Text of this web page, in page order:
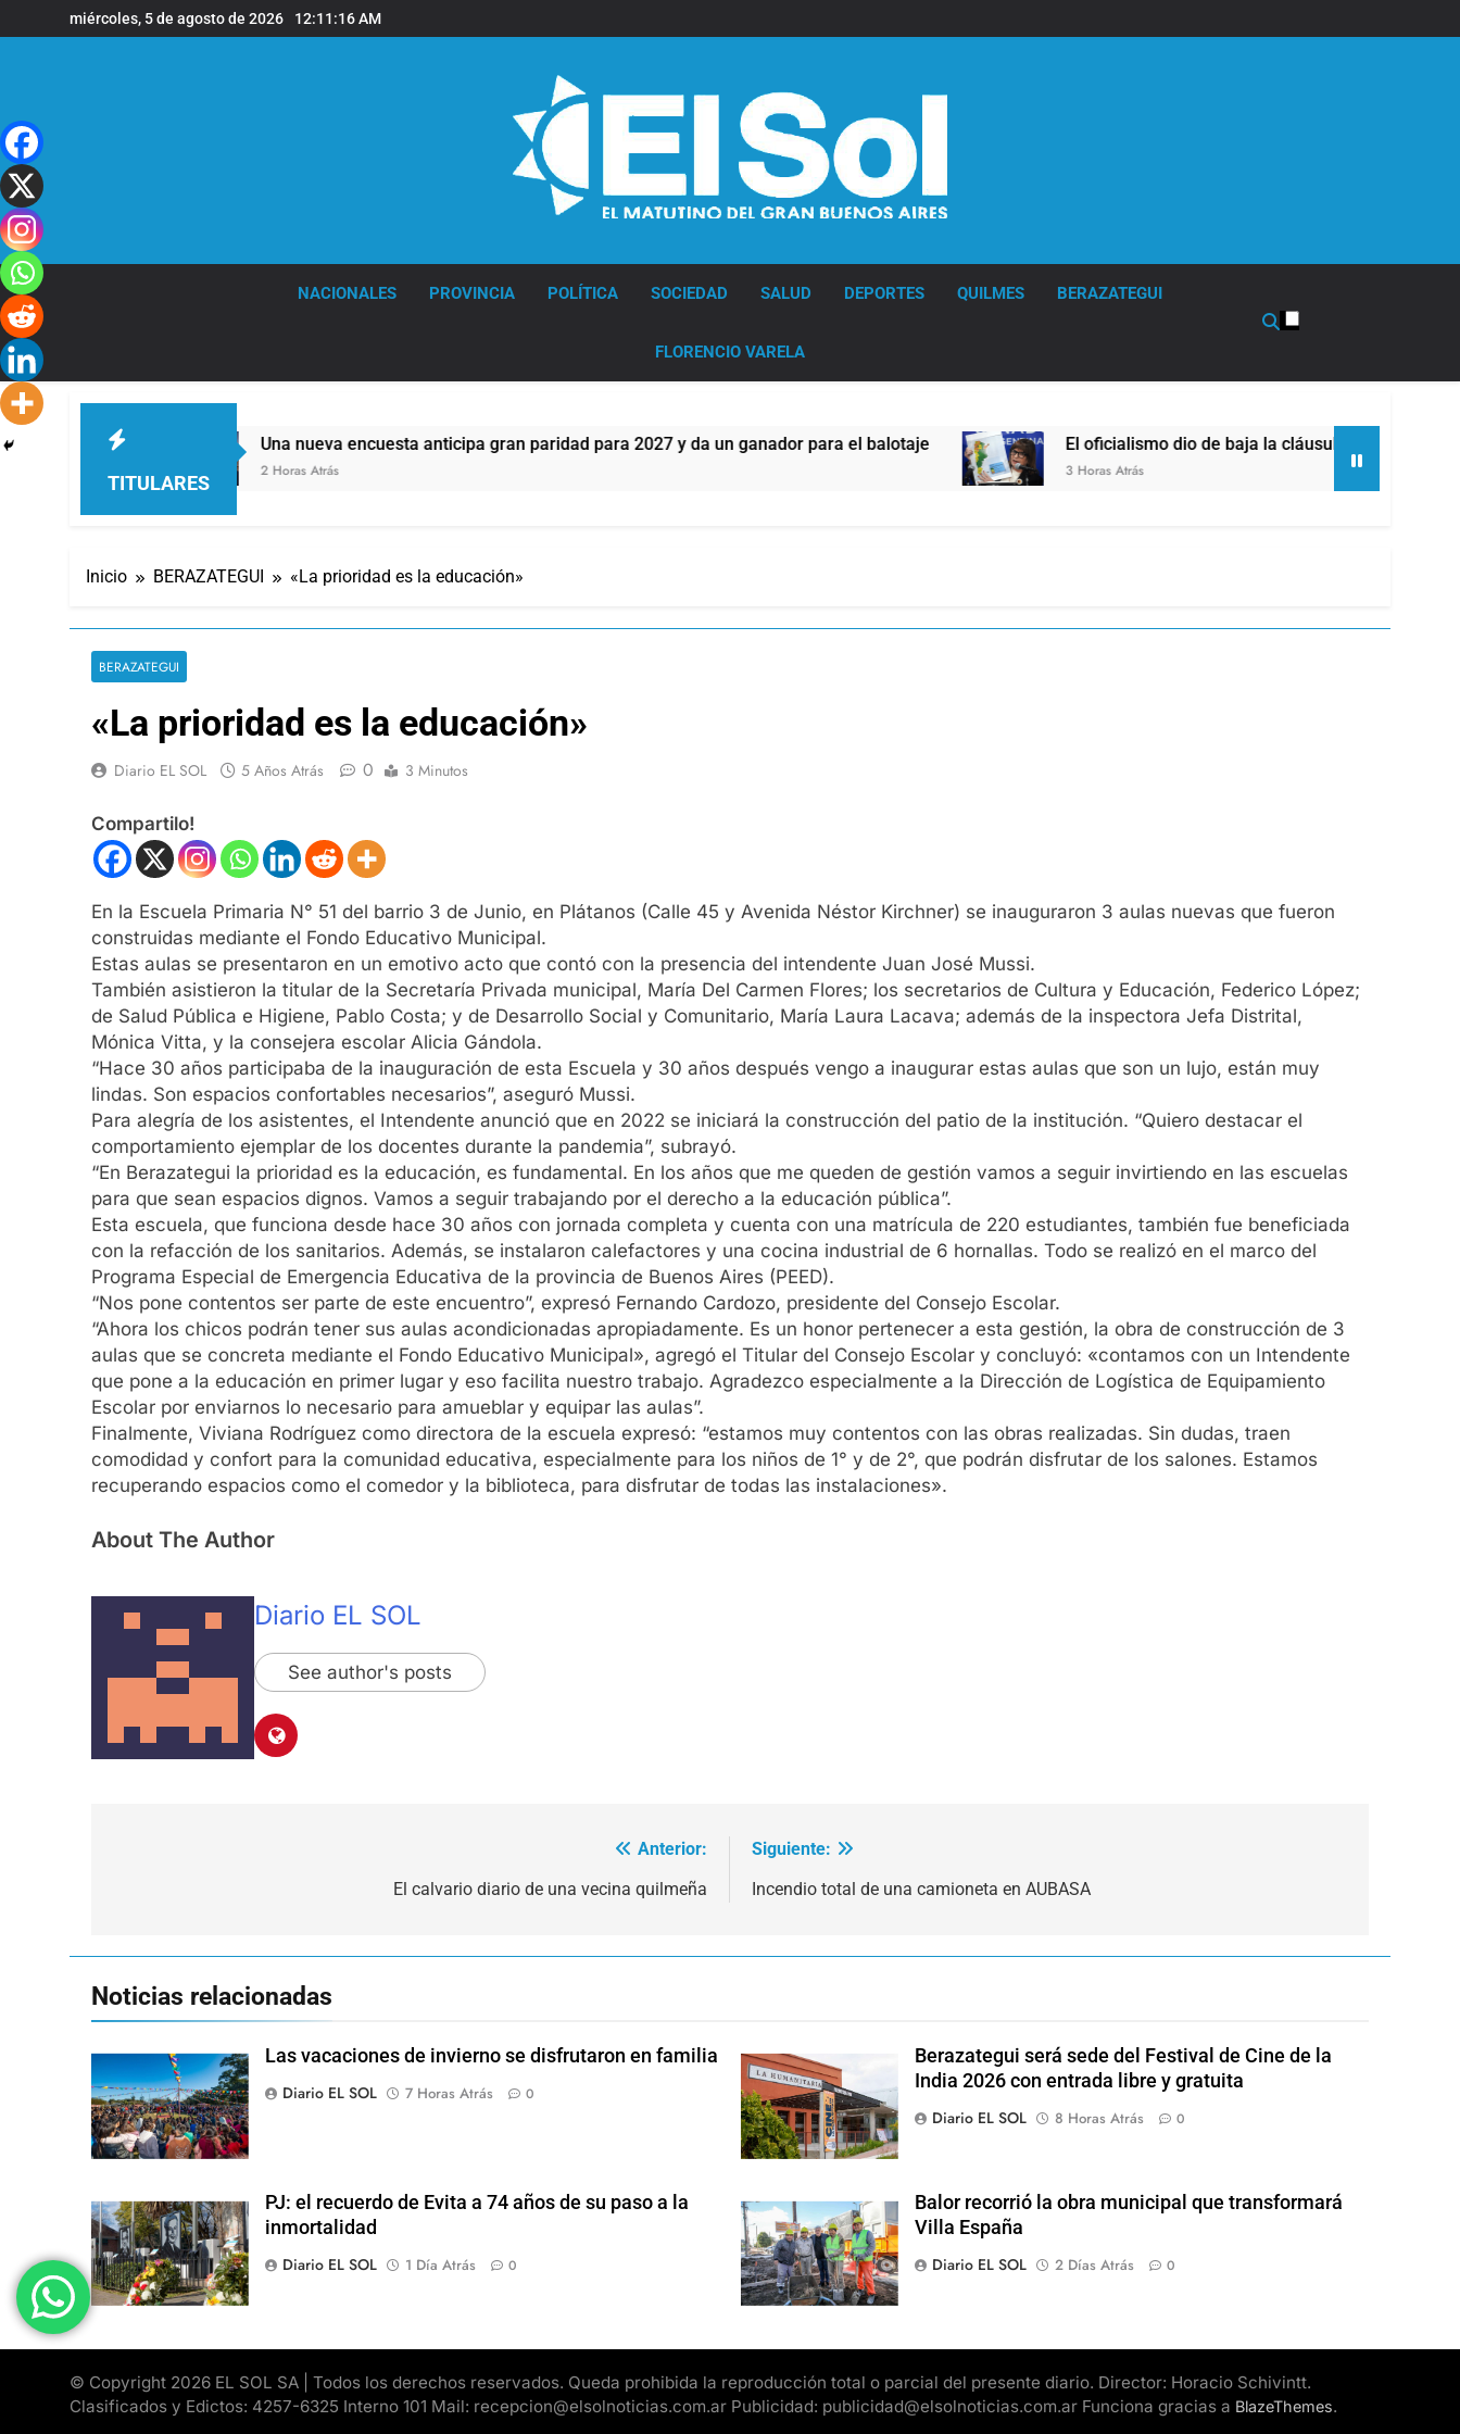
al
miércoles, 5 de agosto de 2026 12:11:17 AM
NACIONALES PROVINCIA POLÍTICA SOCIEDAD SALUD DEPORTES QUILMES BERAZATEGUI
FLORENCIO VARELA
TITULARES
Una nueva encuesta anticipa gran paridad para 2027 y da un ganador para el balotaje
2 Horas Atrás
El oficialismo dio de baja la cláusula de venta de tierras a
3 Horas Atrás
Inicio BERAZATEGUI «La prioridad es la educación»
BERAZATEGUI
«La prioridad es la educación»
Diario EL SOL 5 Años Atrás 0 3 Minutos
Compartilo!
En la Escuela Primaria N° 51 del barrio 3 de Junio, en Plátanos (Calle 45 y Avenida Néstor Kirchner) se inauguraron 3 aulas nuevas que fueron
construidas mediante el Fondo Educativo Municipal.
Estas aulas se presentaron en un emotivo acto que contó con la presencia del intendente Juan José Mussi.
También asistieron la titular de la Secretaría Privada municipal, María Del Carmen Flores; los secretarios de Cultura y Educación, Federico López;
de Salud Pública e Higiene, Pablo Costa; y de Desarrollo Social y Comunitario, María Laura Lacava; además de la inspectora Jefa Distrital,
Mónica Vitta, y la consejera escolar Alicia Gándola.
“Hace 30 años participaba de la inauguración de esta Escuela y 30 años después vengo a inaugurar estas aulas que son un lujo, están muy
lindas. Son espacios confortables necesarios”, aseguró Mussi.
Para alegría de los asistentes, el Intendente anunció que en 2022 se iniciará la construcción del patio de la institución. “Quiero destacar el
comportamiento ejemplar de los docentes durante la pandemia”, subrayó.
“En Berazategui la prioridad es la educación, es fundamental. En los años que me queden de gestión vamos a seguir invirtiendo en las escuelas
para que sean espacios dignos. Vamos a seguir trabajando por el derecho a la educación pública”.
Esta escuela, que funciona desde hace 30 años con jornada completa y cuenta con una matrícula de 220 estudiantes, también fue beneficiada
con la refacción de los sanitarios. Además, se instalaron calefactores y una cocina industrial de 6 hornallas. Todo se realizó en el marco del
Programa Especial de Emergencia Educativa de la provincia de Buenos Aires (PEED).
“Nos pone contentos ser parte de este encuentro”, expresó Fernando Cardozo, presidente del Consejo Escolar.
“Ahora los chicos podrán tener sus aulas acondicionadas apropiadamente. Es un honor pertenecer a esta gestión, la obra de construcción de 3
aulas que se concreta mediante el Fondo Educativo Municipal», agregó el Titular del Consejo Escolar y concluyó: «contamos con un Intendente
que pone a la educación en primer lugar y eso facilita nuestro trabajo. Agradezco especialmente a la Dirección de Logística de Equipamiento
Escolar por enviarnos lo necesario para amueblar y equipar las aulas”.
Finalmente, Viviana Rodríguez como directora de la escuela expresó: “estamos muy contentos con las obras realizadas. Sin dudas, traen
comodidad y confort para la comunidad educativa, especialmente para los niños de 1° y de 2°, que podrán disfrutar de los salones. Estamos
recuperando espacios como el comedor y la biblioteca, para disfrutar de todas las instalaciones».
About The Author
Diario EL SOL
See author's posts
Anterior:
El calvario diario de una vecina quilmeña
Siguiente:
Incendio total de una camioneta en AUBASA
Noticias relacionadas
Las vacaciones de invierno se disfrutaron en familia
Diario EL SOL
7 Horas Atrás 0
Berazategui será sede del Festival de Cine de la
India 2026 con entrada libre y gratuita
Diario EL SOL
8 Horas Atrás 0
PJ: el recuerdo de Evita a 74 años de su paso a la
inmortalidad
Diario EL SOL
1 Día Atrás 0
Balor recorrió la obra municipal que transformará
Villa España
Diario EL SOL
2 Días Atrás 0
© Copyright 2026 EL SOL SA | Todos los derechos reservados. Queda prohibida la reproducción total o parcial del presente diario. Director: Horacio Schivintt.
Clasificados y Edictos: 4257-6325 Interno 101 Mail: recepcion@elsolnoticias.com.ar Publicidad: publicidad@elsolnoticias.com.ar Funciona gracias a BlazeThemes.